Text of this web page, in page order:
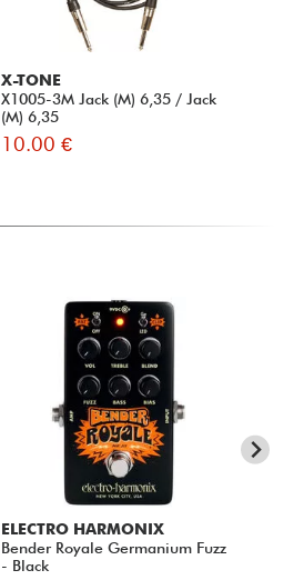
X-TONE
X1005-3M Jack (M) 6,35 / Jack
(M) 6,35
10.00 €
ELECTRO HARMONIX
Bender Royale Germanium Fuzz
- Black